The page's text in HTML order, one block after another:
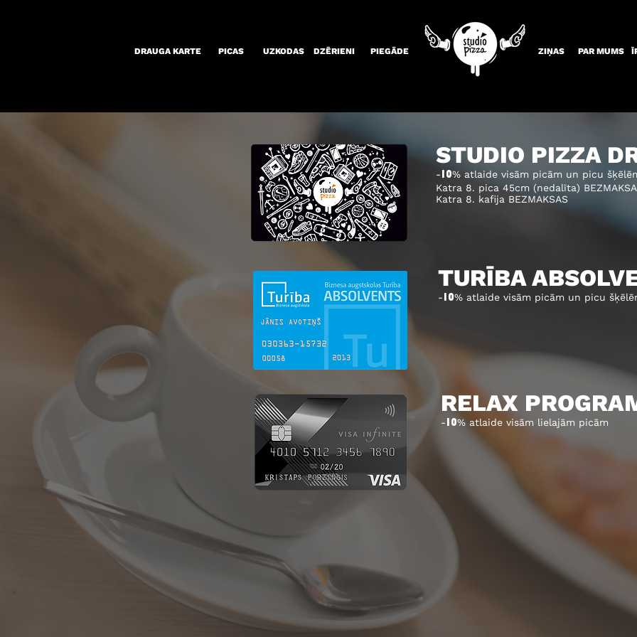
DRAUGA KARTE PICAS UZKODAS DZĒRIENI PIEGĀDE ZIŅAS PAR MUMS
STUDIO PIZZA
- 10% atlaide visām picām un picu
Katra 8. pica 45cm (nedalīta)
Katra 8. kafija BEZMAKSAS
TURĪBA
- 10% atlaide visām picām un picu
RELAX
- 10% atlaide visām lielajām picām